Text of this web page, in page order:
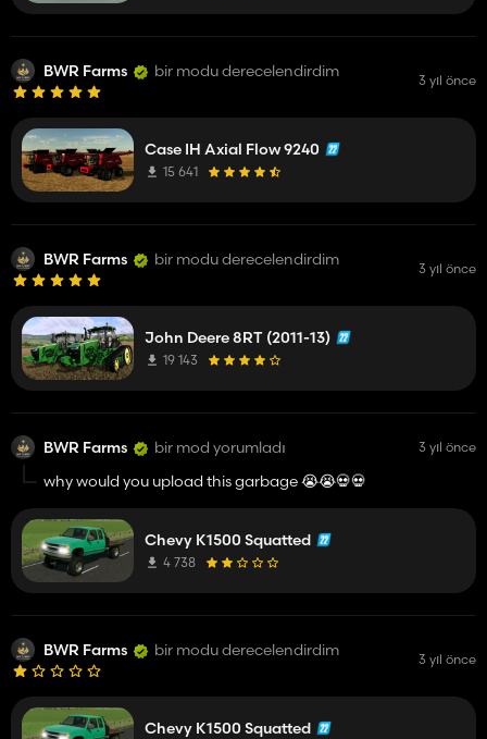
BWR Farms bir modu derecelendirdim 3 yıl önce
Case IH Axial Flow 9240
15 641
BWR Farms bir modu derecelendirdim 3 yıl önce
John Deere 8RT (2011-13)
19 143
BWR Farms bir mod yorumladı 3 yıl önce
why would you upload this garbage 😭😭💀💀
Chevy K1500 Squatted
4 738
BWR Farms bir modu derecelendirdim 3 yıl önce
Chevy K1500 Squatted